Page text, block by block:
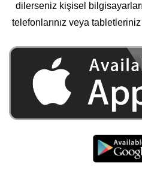
dilerseniz kişisel
telefonlarınız veya